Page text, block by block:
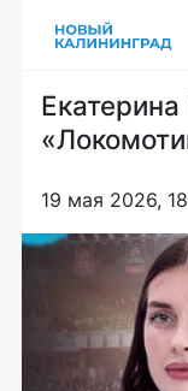
19 мая 2026,